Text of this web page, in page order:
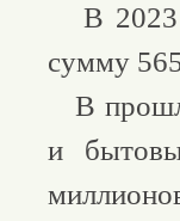
В 2023
сумму
В
и